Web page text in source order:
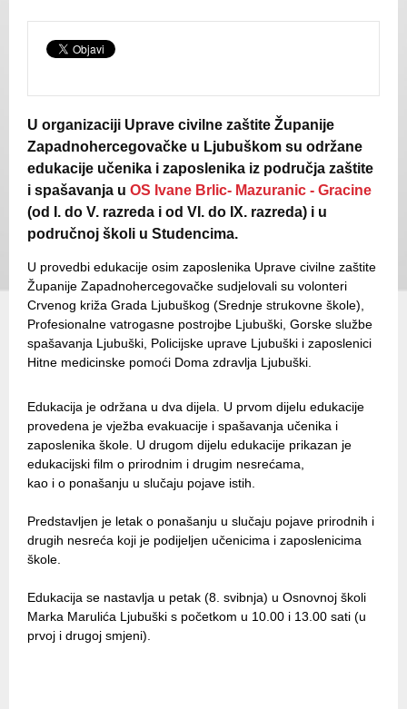
U organizaciji Uprave civilne zaštite Županije
Zapadnohercegovačke u Ljubuškom su održane
edukacije učenika i zaposlenika iz područja zaštite
i spašavanja u OS Ivane Brlic- Mazuranic - Gracine
(od I. do V. razreda i od VI. do IX. razreda) i u
područnoj školi u Studencima.
U provedbi edukacije osim zaposlenika Uprave civilne zaštite
Županije Zapadnohercegovačke sudjelovali su volonteri
Crvenog križa Grada Ljubuškog (Srednje strukovne škole),
Profesionalne vatrogasne postrojbe Ljubuški, Gorske službe
spašavanja Ljubuški, Policijske uprave Ljubuški i zaposlenici
Hitne medicinske pomoći Doma zdravlja Ljubuški.
Edukacija je održana u dva dijela. U prvom dijelu edukacije
provedena je vježba evakuacije i spašavanja učenika i
zaposlenika škole. U drugom dijelu edukacije prikazan je
edukacijski film o prirodnim i drugim nesrećama,
kao i o ponašanju u slučaju pojave istih.
Predstavljen je letak o ponašanju u slučaju pojave prirodnih i
drugih nesreća koji je podijeljen učenicima i zaposlenicima
škole.
Edukacija se nastavlja u petak (8. svibnja) u Osnovnoj školi
Marka Marulića Ljubuški s početkom u 10.00 i 13.00 sati (u
prvoj i drugoj smjeni).